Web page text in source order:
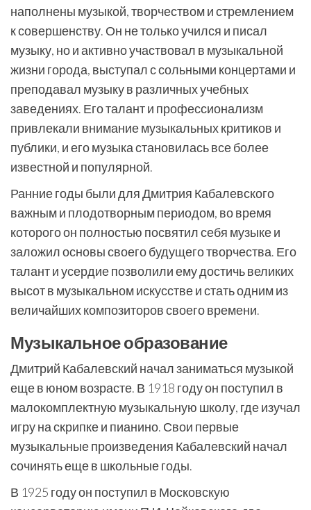
наполнены музыкой, творчеством и стремлением
к совершенству. Он не только учился и писал
музыку, но и активно участвовал в музыкальной
жизни города, выступал с сольными концертами и
преподавал музыку в различных учебных
заведениях. Его талант и профессионализм
привлекали внимание музыкальных критиков и
публики, и его музыка становилась все более
известной и популярной.
Ранние годы были для Дмитрия Кабалевского
важным и плодотворным периодом, во время
которого он полностью посвятил себя музыке и
заложил основы своего будущего творчества. Его
талант и усердие позволили ему достичь великих
высот в музыкальном искусстве и стать одним из
величайших композиторов своего времени.
Музыкальное образование
Дмитрий Кабалевский начал заниматься музыкой
еще в юном возрасте. В 1918 году он поступил в
малокомплектную музыкальную школу, где изучал
игру на скрипке и пианино. Свои первые
музыкальные произведения Кабалевский начал
сочинять еще в школьные годы.
В 1925 году он поступил в Московскую